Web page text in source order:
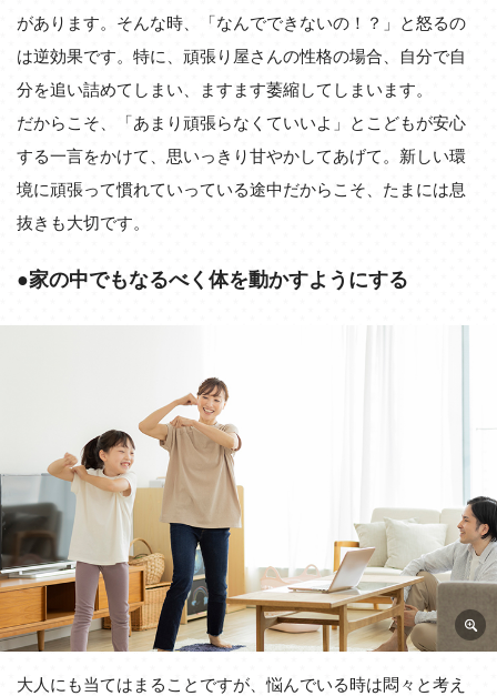
があります。そんな時、「なんでできないの！？」と怒るの
は逆効果です。特に、頑張り屋さんの性格の場合、自分で自
分を追い詰めてしまい、ますます萎縮してしまいます。
だからこそ、「あまり頑張らなくていいよ」とこどもが安心
する一言をかけて、思いっきり甘やかしてあげて。新しい環
境に頑張って慣れていっている途中だからこそ、たまには息
抜きも大切です。
●家の中でもなるべく体を動かすようにする
大人にも当てはまることですが、悩んでいる時は悶々と考え